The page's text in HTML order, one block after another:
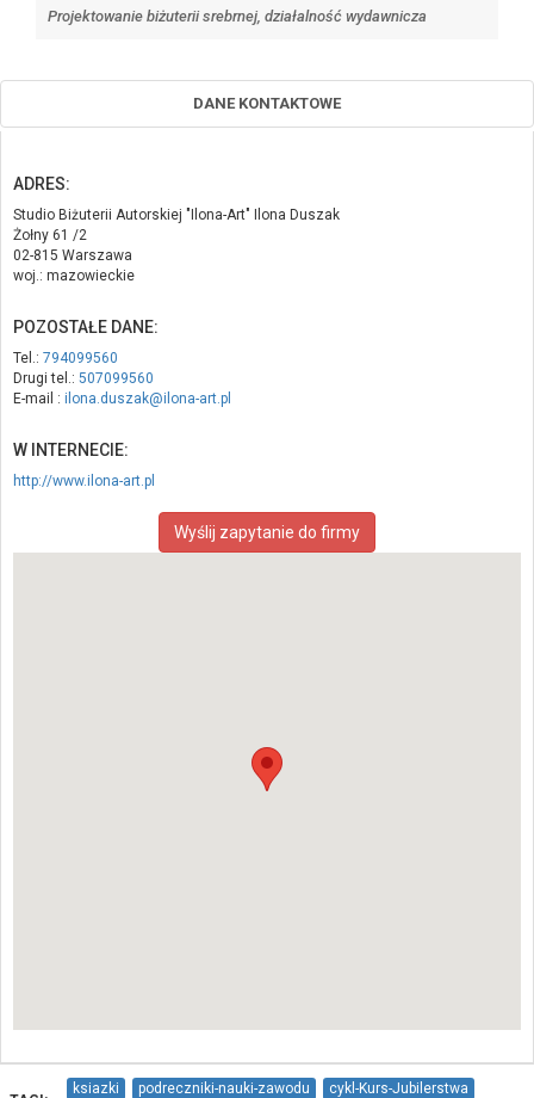
Projektowanie biżuterii srebrnej, działalność wydawnicza
DANE KONTAKTOWE
ADRES:
Studio Biżuterii Autorskiej "Ilona-Art" Ilona Duszak
Żołny 61 /2
02-815 Warszawa
woj.: mazowieckie
POZOSTAŁE DANE:
Tel.: 794099560
Drugi tel.: 507099560
E-mail : ilona.duszak@ilona-art.pl
W INTERNECIE:
http://www.ilona-art.pl
Wyślij zapytanie do firmy
ksiazki podreczniki-nauki-zawodu
cykl-Kurs-Jubilerstwa